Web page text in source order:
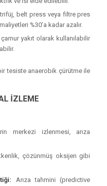
belt press veya filtre pres
%30’a kadar azalır.
yakıt olarak kullanılabilir
tesiste anaerobik çürütme ile
İZLEME
merkezi izlenmesi, arıza
çözünmüş oksijen gibi
Arıza tahmini (predictive